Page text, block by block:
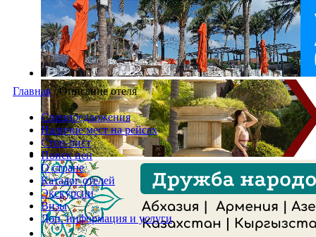
Главная /Описание отеля
Спецпредложения
Наличие мест на рейсах
Стоп-лист
Поиск цен
О стране
Каталог отелей
Экскурсии
Визы
Доп. информация и услуги